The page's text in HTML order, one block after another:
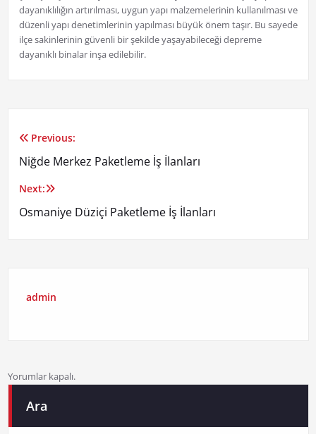
dayanıklılığın artırılması, uygun yapı malzemelerinin kullanılması ve
düzenli yapı denetimlerinin yapılması büyük önem taşır. Bu sayede
ilçe sakinlerinin güvenli bir şekilde yaşayabileceği depreme
dayanıklı binalar inşa edilebilir.
Yazı
gezinmesi
Previous:
Niğde Merkez Paketleme İş İlanları
Next:
Osmaniye Düziçi Paketleme İş İlanları
admin
Yorumlar kapalı.
Ara